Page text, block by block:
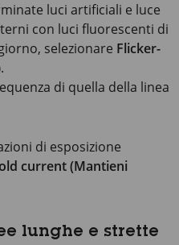
luci artificiali e luce
con luci fluorescenti di
selezionare Flicker-
.
di quella della linea
di esposizione
current (Mantieni
lunghe e strette